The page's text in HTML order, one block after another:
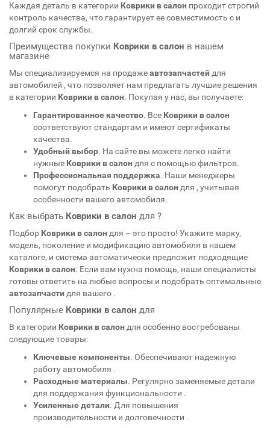
Каждая деталь в категории Коврики в салон проходит строгий
контроль качества, что гарантирует ее совместимость с и
долгий срок службы.
Преимущества покупки Коврики в салон в нашем
магазине
Мы специализируемся на продажеавтозапчастей для
автомобилей , что позволяет нам предлагать лучшие решения
в категории Коврики в салон. Покупая у нас, вы получаете:
Гарантированное качество. Все Коврики в салон
соответствуют стандартам и имеют сертификаты
качества.
Удобный выбор. На сайте вы можете легко найти
нужные Коврики в салон для с помощью фильтров.
Профессиональная поддержка. Наши менеджеры
помогут подобрать Коврики в салон для , учитывая
особенности вашего автомобиля.
Как выбрать Коврики в салон для ?
Подбор Коврики в салон для – это просто! Укажите марку,
модель, поколение и модификацию автомобиля в нашем
каталоге, и система автоматически предложит подходящие
Коврики в салон. Если вам нужна помощь, наши специалисты
готовы ответить на любые вопросы и подобрать оптимальные
автозапчасти для вашего .
Популярные Коврики в салон для
В категории Коврики в салон для особенно востребованы
следующие товары:
Ключевые компоненты. Обеспечивают надежную
работу автомобиля .
Расходные материалы. Регулярно заменяемые детали
для поддержания функциональности .
Усиленные детали. Для повышения
производительности и долговечности .